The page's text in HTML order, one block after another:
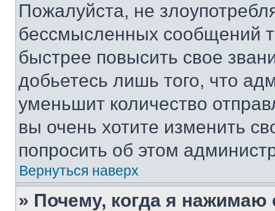
Пожалуйста, не
бессмысленных сообщений
быстрее повысить свое
добьетесь лишь того, что
уменьшит количество
вы очень хотите изменить
попросить об этом
Вернуться наверх
» Почему, когда я нажимаю